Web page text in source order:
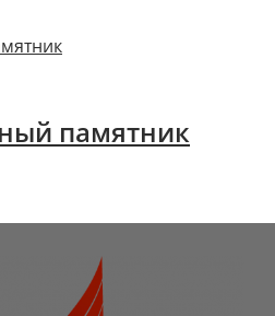
памятник